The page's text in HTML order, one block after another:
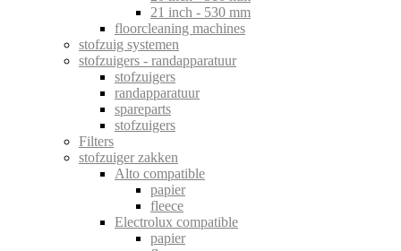
21 inch - 530 mm
floorcleaning machines
stofzuig systemen
stofzuigers - randapparatuur
stofzuigers
randapparatuur
spareparts
stofzuigers
Filters
stofzuiger zakken
Alto compatible
papier
fleece
Electrolux compatible
papier